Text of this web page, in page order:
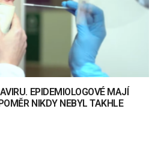
EPIDEMIOLOGOVÉ MAJÍ
NIKDY NEBYL TAKHLE